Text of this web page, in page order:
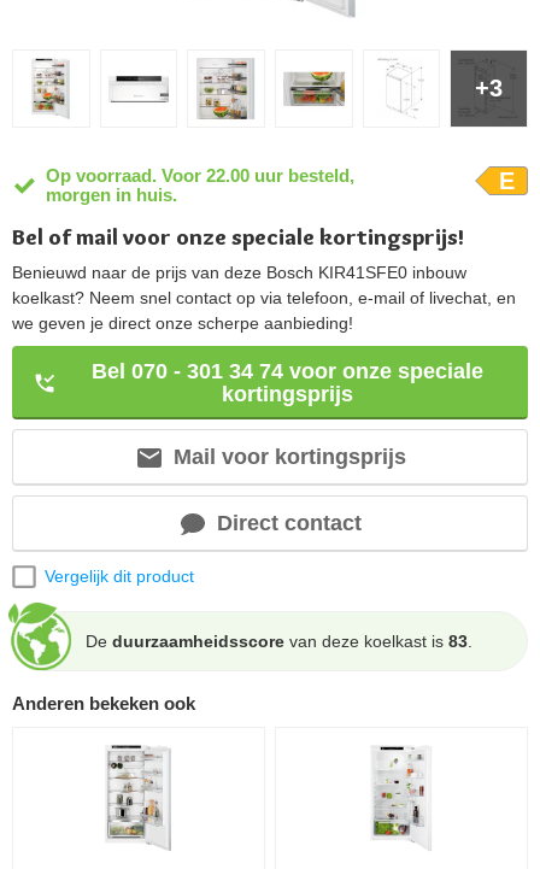
+3
Op voorraad. Voor 22.00 uur besteld,
morgen in huis.
E
Bel of mail voor onze speciale kortingsprijs!
Benieuwd naar de prijs van deze Bosch KIR41SFE0 inbouw
koelkast? Neem snel contact op via telefoon, e-mail of livechat, en
we geven je direct onze scherpe aanbieding!
Bel 070 - 301 34 74 voor onze speciale
kortingsprijs
Mail voor kortingsprijs
Direct contact
Vergelijk dit product
De duurzaamheidsscore van deze koelkast is 83.
Anderen bekeken ook